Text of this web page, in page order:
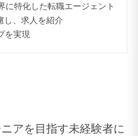
に特化した転職エージェント
し、求人を紹介
を実現
アを目指す未経験者に